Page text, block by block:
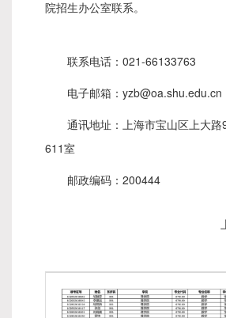
院招生办公室联系。
联系电话： 021-66133763
电子邮箱： yzb@oa.shu.edu.cn
通讯地址：上海市宝山区上大路
611 室
邮政编码： 200444